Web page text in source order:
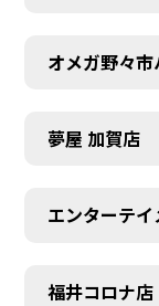
オメガ野々
夢屋 加賀店
エンターテ
福井コロナ店